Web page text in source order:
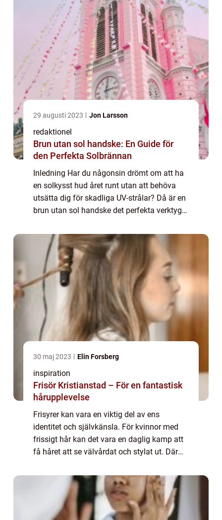
29 augusti 2023 Jon Larsson
redaktionel
Brun utan sol handske: En Guide för
den Perfekta Solbrännan
Inledning Har du någonsin drömt om att ha
en solkysst hud året runt utan att behöva
utsätta dig för skadliga UV-strålar? Då är en
brun utan sol handske det perfekta verktyget
en grundlig översikt över den...
30 maj 2023 Elin Forsberg
inspiration
Frisör Kristianstad – För en fantastisk
hårupplevelse
Frisyrer kan vara en viktig del av ens
identitet och självkänsla. För kvinnor med
frissigt hår kan det vara en daglig kamp att
få håret att se välvårdat och stylat ut. Där